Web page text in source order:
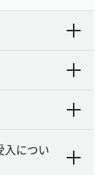
入につい